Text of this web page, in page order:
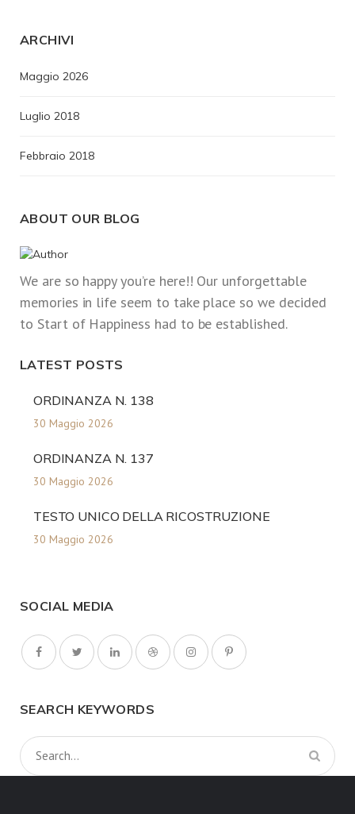
ARCHIVI
Maggio 2026
Luglio 2018
Febbraio 2018
ABOUT OUR BLOG
We are so happy you’re here!! Our unforgettable
memories in life seem to take place so we decided
to Start of Happiness had to be established.
LATEST POSTS
ORDINANZA N. 138
30 Maggio 2026
ORDINANZA N. 137
30 Maggio 2026
TESTO UNICO DELLA RICOSTRUZIONE
30 Maggio 2026
SOCIAL MEDIA
SEARCH KEYWORDS